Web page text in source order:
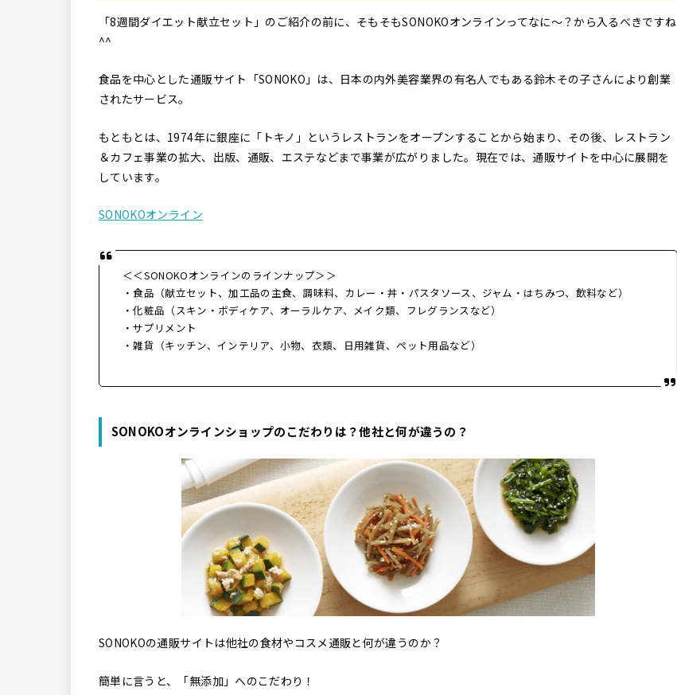
「8週間ダイエット献立セット」のご紹介の前に、そもそもSONOKOオンラインってなに〜？から入るべきですね
^^
食品を中心とした通販サイト「SONOKO」は、日本の内外美容業界の有名人でもある鈴木その子さんにより創業
されたサービス。
もともとは、1974年に銀座に「トキノ」というレストランをオープンすることから始まり、その後、レストラン
＆カフェ事業の拡大、出版、通販、エステなどまで事業が広がりました。現在では、通販サイトを中心に展開を
しています。
SONOKOオンライン
＜＜SONOKOオンラインのラインナップ＞＞
・食品（献立セット、加工品の主食、調味料、カレー・丼・パスタソース、ジャム・はちみつ、飲料など）
・化粧品（スキン・ボディケア、オーラルケア、メイク類、フレグランスなど）
・サプリメント
・雑貨（キッチン、インテリア、小物、衣類、日用雑貨、ペット用品など）
SONOKOオンラインショップのこだわりは？他社と何が違うの？
SONOKOの通販サイトは他社の食材やコスメ通販と何が違うのか？
簡単に言うと、「無添加」へのこだわり！